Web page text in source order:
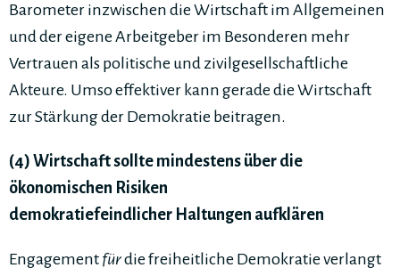
Barometer inzwischen die Wirtschaft im Allgemeinen
und der eigene Arbeitgeber im Besonderen mehr
Vertrauen als politische und zivilgesellschaftliche
Akteure. Umso effektiver kann gerade die Wirtschaft
zur Stärkung der Demokratie beitragen.
(4) Wirtschaft sollte mindestens über die
ökonomischen Risiken
demokratiefeindlicher Haltungen aufklären
Engagement fürdie freiheitliche Demokratie verlangt